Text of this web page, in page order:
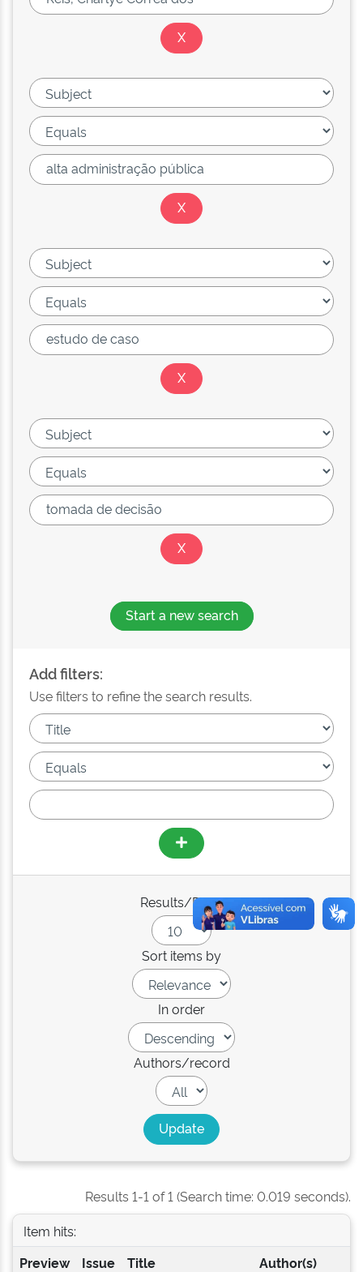
Start a new search
Add filters:
Use filters to refine the search results.
Results/Page
Sort items by
In order
Authors/record
Results 1-1 of 1 (Search time: 0.019 seconds).
Item hits:
Preview
Issue
Title Author(s)